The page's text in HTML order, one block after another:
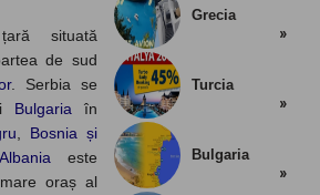
situată
de sud
. Serbia se
Bulgaria în
Bosnia și
Albania este
oraș al
Grecia
Turcia
Bulgaria